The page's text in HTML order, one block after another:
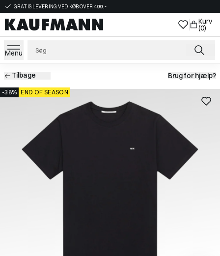
GRATIS LEVERING VED KØB OVER 499,-
Kurv
(0)
Menu
Tilbage Brug for hjælp?
-38% END OF SEASON